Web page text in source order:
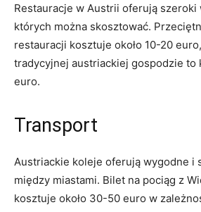
Restauracje w Austrii oferują szeroki
których‌ można skosztować.
restauracji‍ kosztuje około 10-20⁣
tradycyjnej austriackiej gospodzie to
euro.
Transport
Austriackie koleje oferują wygodne⁣ i
między ⁤miastami.‍ Bilet na pociąg z
kosztuje ‍około ⁢30-50 euro w⁢